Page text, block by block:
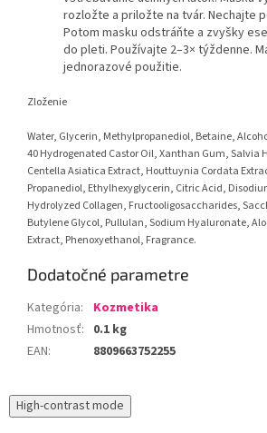
rozložte a priložte na tvár. Nechajte
Potom masku odstráňte a zvyšky
do pleti. Používajte 2–3× týždenne.
jednorazové použitie.
Zloženie
Water, Glycerin, Methylpropanediol, Betaine,
40 Hydrogenated Castor Oil, Xanthan Gum, Salvia
Centella Asiatica Extract, Houttuynia Cordata
Propanediol, Ethylhexyglycerin, Citric Acid,
Hydrolyzed Collagen, Fructooligosaccharides,
Butylene Glycol, Pullulan, Sodium Hyaluronate,
Extract, Phenoxyethanol, Fragrance.
Dodatočné parametre
Kategória:
Kozmetika
Hmotnosť: 0.1 kg
EAN: 8809663752255
High-contrast mode